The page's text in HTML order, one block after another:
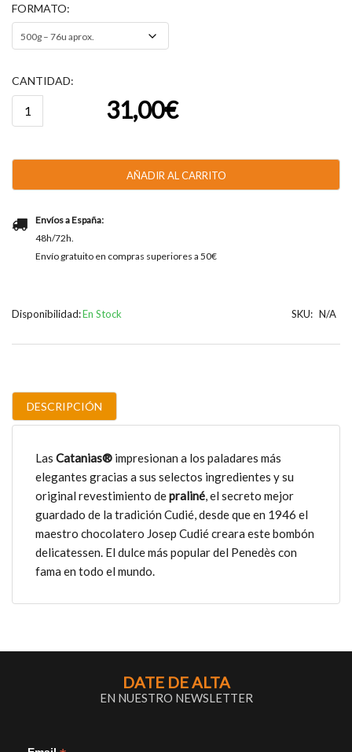
FORMATO
CANTIDAD:
Catanias®
cantidad
31,00€
AÑADIR AL CARRITO
Envíos a España:
48h/72h.
Envío gratuito en compras superiores a 50€
Disponibilidad:En Stock SKU: N/A
DESCRIPCIÓN
Las Catanias® impresionan a los paladares más
elegantes gracias a sus selectos ingredientes y su
original revestimiento depraliné, el secreto mejor
guardado de la tradición Cudié, desde que en 1946 el
maestro chocolatero Josep Cudié creara este bombón
delicatessen. El dulce más popular del Penedès con
fama en todo el mundo.
DATE DE ALTA
EN NUESTRO NEWSLETTER